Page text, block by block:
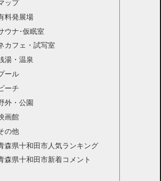
ップ
料発展場
ウナ･仮眠室
カフェ・試写室
湯・温泉
ール
ーチ
外・公園
画館
の他
森県十和田市人気ランキング
森県十和田市新着コメント